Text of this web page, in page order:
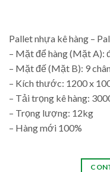
Pallet nhựa kê hàng –
– Mặt để hàng (Mặt A):
– Mặt đế (Mặt B): 9
– Kích thước: 1200 x
– Tải trọng kê hàng:
– Trọng lượng: 12kg
– Hàng mới 100%